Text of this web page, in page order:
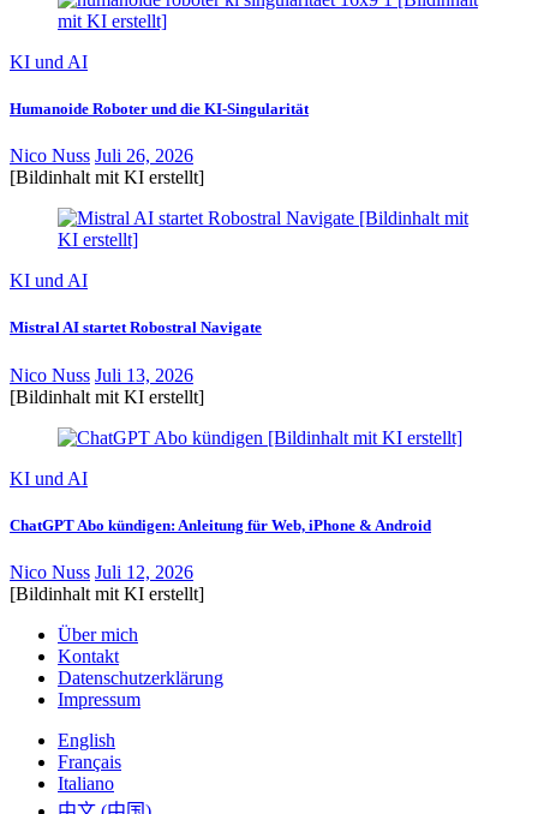
KI und AI
Humanoide Roboter und die KI-Singularität
Nico Nuss Juli 26, 2026
[Bildinhalt mit KI erstellt]
KI und AI
Mistral AI startet Robostral Navigate
Nico Nuss Juli 13, 2026
[Bildinhalt mit KI erstellt]
KI und AI
ChatGPT Abo kündigen: Anleitung für Web, iPhone & Android
Nico Nuss Juli 12, 2026
[Bildinhalt mit KI erstellt]
Über mich
Kontakt
Datenschutzerklärung
Impressum
English
Français
Italiano